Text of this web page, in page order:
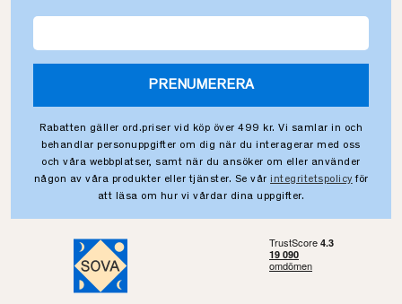
PRENUMERERA
Rabatten gäller ord.priser vid köp över 499 kr. Vi samlar in och
behandlar personuppgifter om dig när du interagerar med oss
och våra webbplatser, samt när du ansöker om eller använder
någon av våra produkter eller tjänster. Se vår integritetspolicy för
att läsa om hur vi vårdar dina uppgifter.